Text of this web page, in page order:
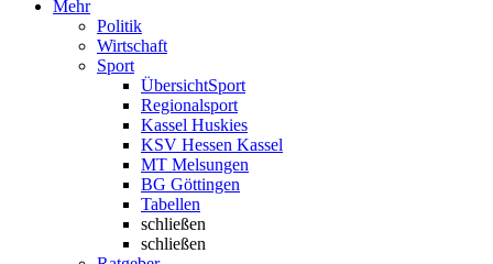
Mehr
Politik
Wirtschaft
Sport
ÜbersichtSport
Regionalsport
Kassel Huskies
KSV Hessen Kassel
MT Melsungen
BG Göttingen
Tabellen
schließen
schließen